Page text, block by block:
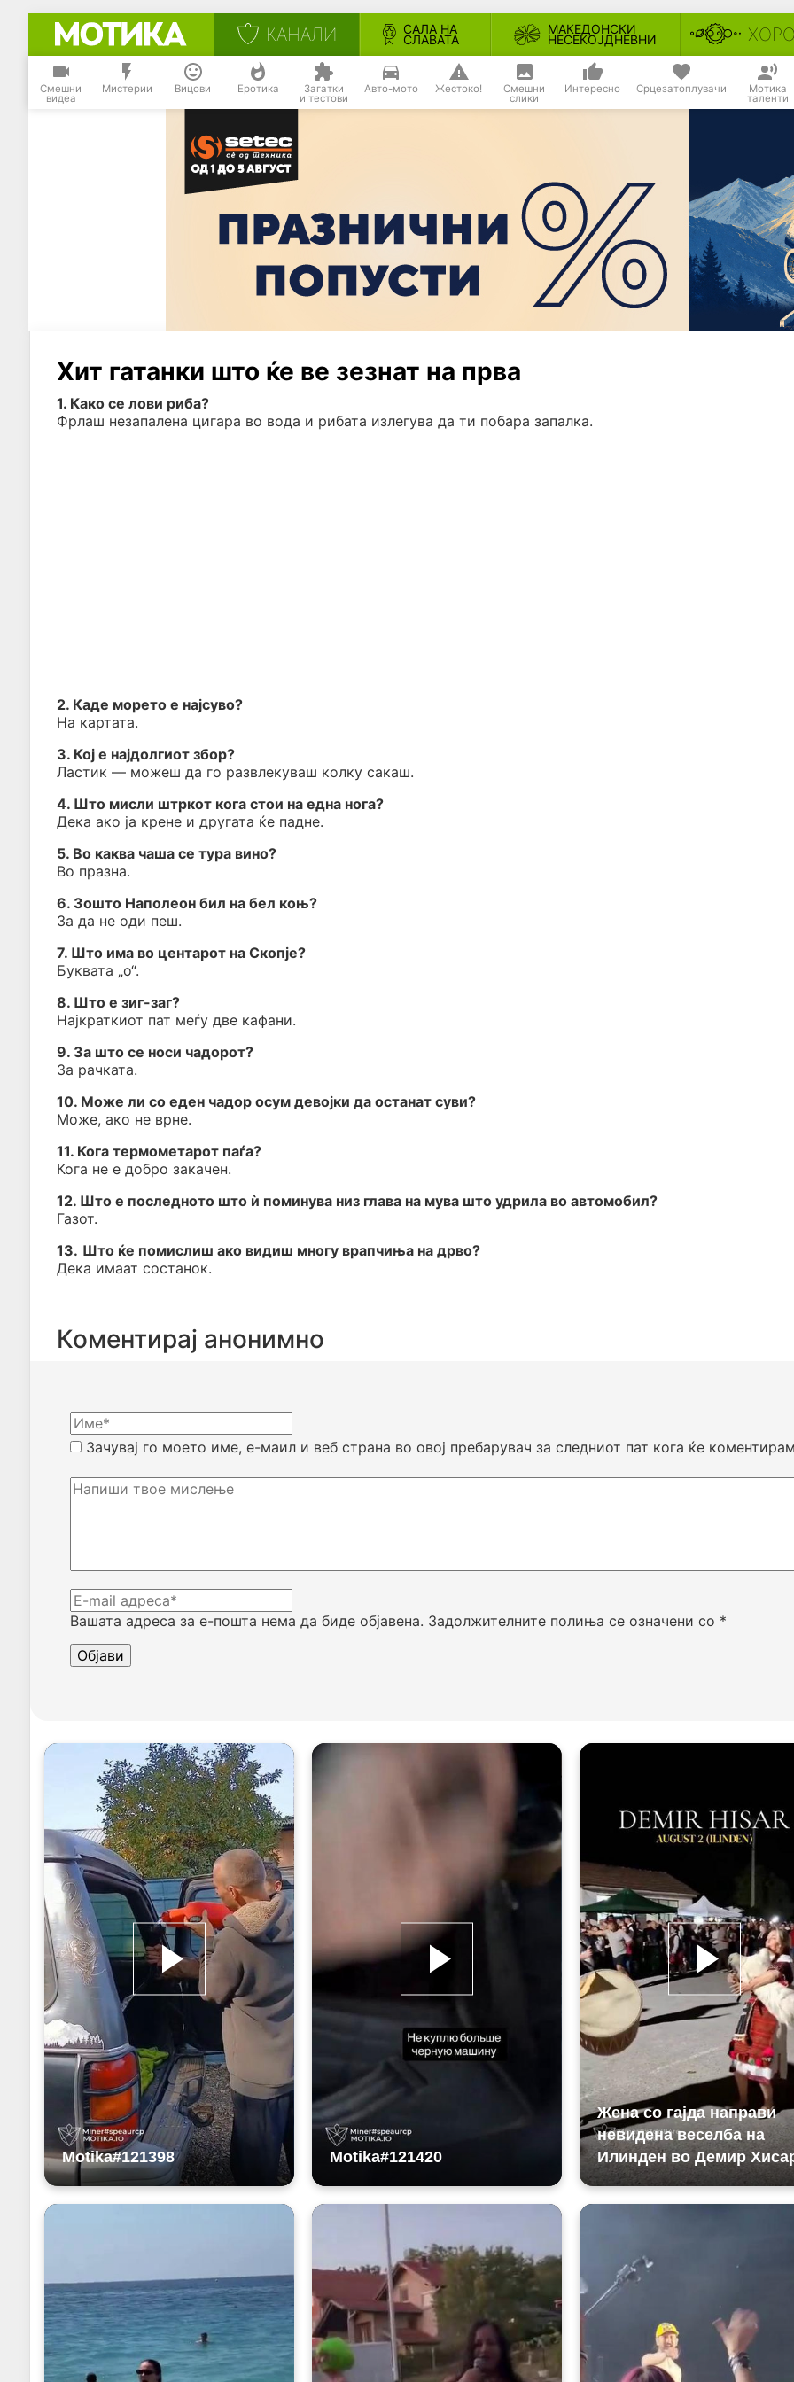
КАНАЛИ САЛА НА
СЛАВАТА
МАКЕДОНСКИ
НЕСЕКОЈДНЕВНИ
Смешни
видеа
Мистерии Вицови Еротика Загатки
и тестови
Авто-мото Жестоко! Смешни
слики
Интересно Срцезатоплувачи Мотика
таленти
Хит гатанки што ќе ве зезнат на прва
1. Како се лови риба?
Фрлаш незапалена цигара во вода и рибата излегува да ти побара запалка.
2. Каде морето е најсуво?
На картата.
3. Кој е најдолгиот збор?
Ластик — можеш да го развлекуваш колку сакаш.
4. Што мисли штркот кога стои на една нога?
Дека ако ја крене и другата ќе падне.
5. Во каква чаша се тура вино?
Во празна.
6. Зошто Наполеон бил на бел коњ?
За да не оди пеш.
7. Што има во центарот на Скопје?
Буквата „о“.
8. Што е зиг-заг?
Најкраткиот пат меѓу две кафани.
9. За што се носи чадорот?
За рачката.
10. Може ли со еден чадор осум девојки да останат суви?
Може, ако не врне.
11. Кога термометарот паѓа?
Кога не е добро закачен.
12. Што е последното што ѝ поминува низ глава на мува што удрила во автомобил?
Газот.
13. Што ќе помислиш ако видиш многу врапчиња на дрво?
Дека имаат состанок.
Коментирај анонимно
Вашата адреса за е-пошта нема да биде објавена. Задолжителните полиња се означени со *
Зачувај го моето име, е-маил и веб страна во овој пребарувач за следниот пат кога ќе